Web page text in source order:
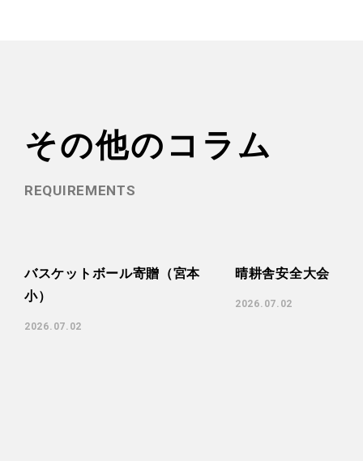
その他のコラム
REQUIREMENTS
バスケットボール寄贈（宮本
小）
2026.07.02
晴耕舎安全大会
2026.07.02